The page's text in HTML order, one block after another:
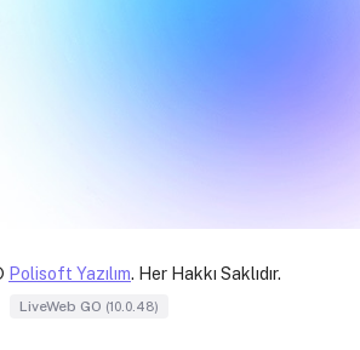
Polisoft Yazılım. Her Hakkı Saklıdır.
LiveWeb GO (10.0.48)